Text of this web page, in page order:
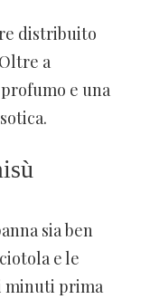
distribuito
a
e una
sia ben
e le
minuti prima